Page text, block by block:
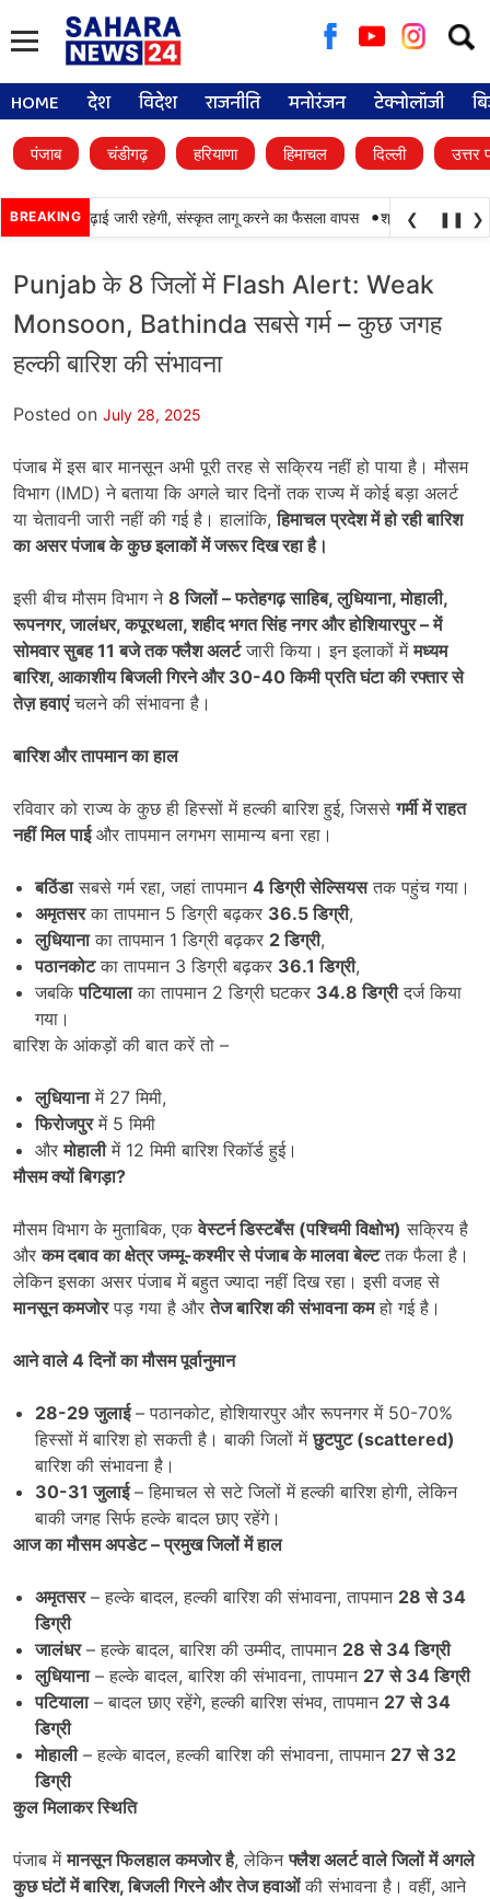
for:
HOME देश विदेश राजनीति मनोरंजन टेक्नोलॉजी
पंजाब चंडीगढ़ हरियाणा हिमाचल दिल्ली उत्तर
BREAKING
पंजाबी की पढ़ाई जारी रहेगी, संस्कृत लागू करने का फैसला वापस • श्री गुरु हरिकृष्ण
❮ ❚❚ ❯
Punjab के 8 जिलों में Flash Alert: Weak
Monsoon, Bathinda सबसे गर्म – कुछ जगह
हल्की बारिश की संभावना
Posted on July 28, 2025
पंजाब में इस बार मानसून अभी पूरी तरह से सक्रिय नहीं हो पाया है। मौसम
विभाग (IMD) ने बताया कि अगले चार दिनों तक राज्य में कोई बड़ा अलर्ट
या चेतावनी जारी नहीं की गई है। हालांकि,हिमाचल प्रदेश में हो रही बारिश
का असर पंजाब के कुछ इलाकों में जरूर दिख रहा है।
इसी बीच मौसम विभाग ने 8जिलों –फतेहगढ़ साहिब,लुधियाना,मोहाली,
रूपनगर,जालंधर,कपूरथला,शहीद भगत सिंह नगर और होशियारपुर –में
सोमवार सुबह 11बजे तक फ्लैश अलर्टजारी किया। इन इलाकों मेंमध्यम
बारिश, आकाशीय बिजली गिरने और 30-40किमी प्रति घंटा की रफ्तार से
तेज़ हवाएंचलने की संभावना है।
बारिश और तापमान का हाल
रविवार को राज्य के कुछ ही हिस्सों में हल्की बारिश हुई, जिससेगर्मी में राहत
नहीं मिल पाईऔर तापमान लगभग सामान्य बना रहा।
बठिंडासबसे गर्म रहा, जहां तापमान 4डिग्री सेल्सियसतक पहुंच गया।
अमृतसरका तापमान 5 डिग्री बढ़कर 36.5डिग्री,
लुधियानाका तापमान 1 डिग्री बढ़कर 2डिग्री,
पठानकोटका तापमान 3 डिग्री बढ़कर 36.1डिग्री,
जबकिपटियालाका तापमान 2 डिग्री घटकर 34.8डिग्रीदर्ज किया
गया।
बारिश के आंकड़ों की बात करें तो –
लुधियानामें 27 मिमी,
फिरोजपुरमें 5 मिमी
औरमोहालीमें 12 मिमी बारिश रिकॉर्ड हुई।
मौसम क्यों बिगड़ा?
मौसम विभाग के मुताबिक, एकवेस्टर्न डिस्टर्बेंस (पश्चिमी विक्षोभ) सक्रिय है
औरकम दबाव का क्षेत्र जम्मू-कश्मीर से पंजाब के मालवा बेल्टतक फैला है।
लेकिन इसका असर पंजाब में बहुत ज्यादा नहीं दिख रहा। इसी वजह से
मानसून कमजोरपड़ गया है औरतेज बारिश की संभावना कमहो गई है।
आने वाले4दिनों का मौसम पूर्वानुमान
28-29जुलाई– पठानकोट, होशियारपुर और रूपनगर में 50-70%
हिस्सों में बारिश हो सकती है। बाकी जिलों मेंछुटपुट (scattered)
बारिश की संभावना है।
30-31जुलाई– हिमाचल से सटे जिलों में हल्की बारिश होगी, लेकिन
बाकी जगह सिर्फ हल्के बादल छाए रहेंगे।
आज का मौसम अपडेट–प्रमुख जिलों में हाल
अमृतसर– हल्के बादल, हल्की बारिश की संभावना, तापमान 28से 34
डिग्री
जालंधर– हल्के बादल, बारिश की उम्मीद, तापमान 28से 34डिग्री
लुधियाना– हल्के बादल, बारिश की संभावना, तापमान 27से 34डिग्री
पटियाला– बादल छाए रहेंगे, हल्की बारिश संभव, तापमान 27से 34
डिग्री
मोहाली– हल्के बादल, हल्की बारिश की संभावना, तापमान 27से 32
डिग्री
कुल मिलाकर स्थिति
पंजाब मेंमानसून फिलहाल कमजोर है, लेकिनफ्लैश अलर्ट वाले जिलों में अगले
कुछ घंटों में बारिश,बिजली गिरने और तेज हवाओंकी संभावना है। वहीं, आने